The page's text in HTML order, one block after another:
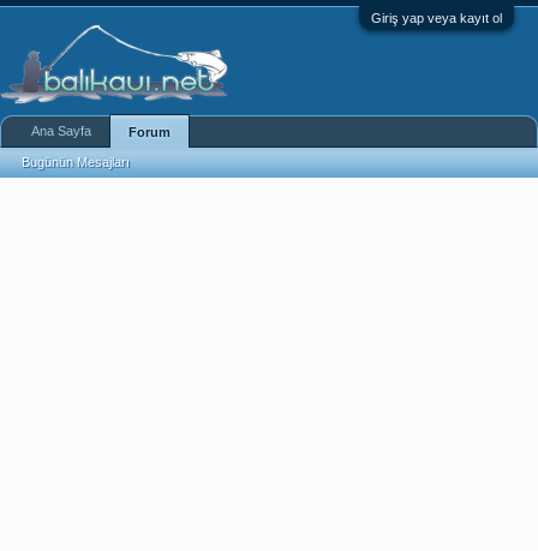
Giriş yap veya kayıt ol
Ana Sayfa Forum
Bugünün Mesajları